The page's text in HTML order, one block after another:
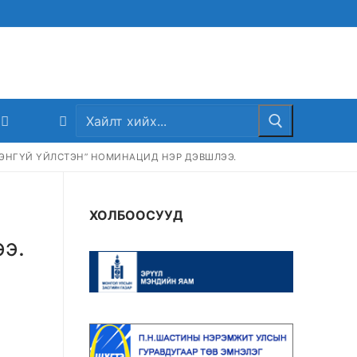
Search
ҮЙЛСТЭН” НОМИНАЦИД НЭР ДЭВШЛЭЭ.
ХОЛБООСУУД